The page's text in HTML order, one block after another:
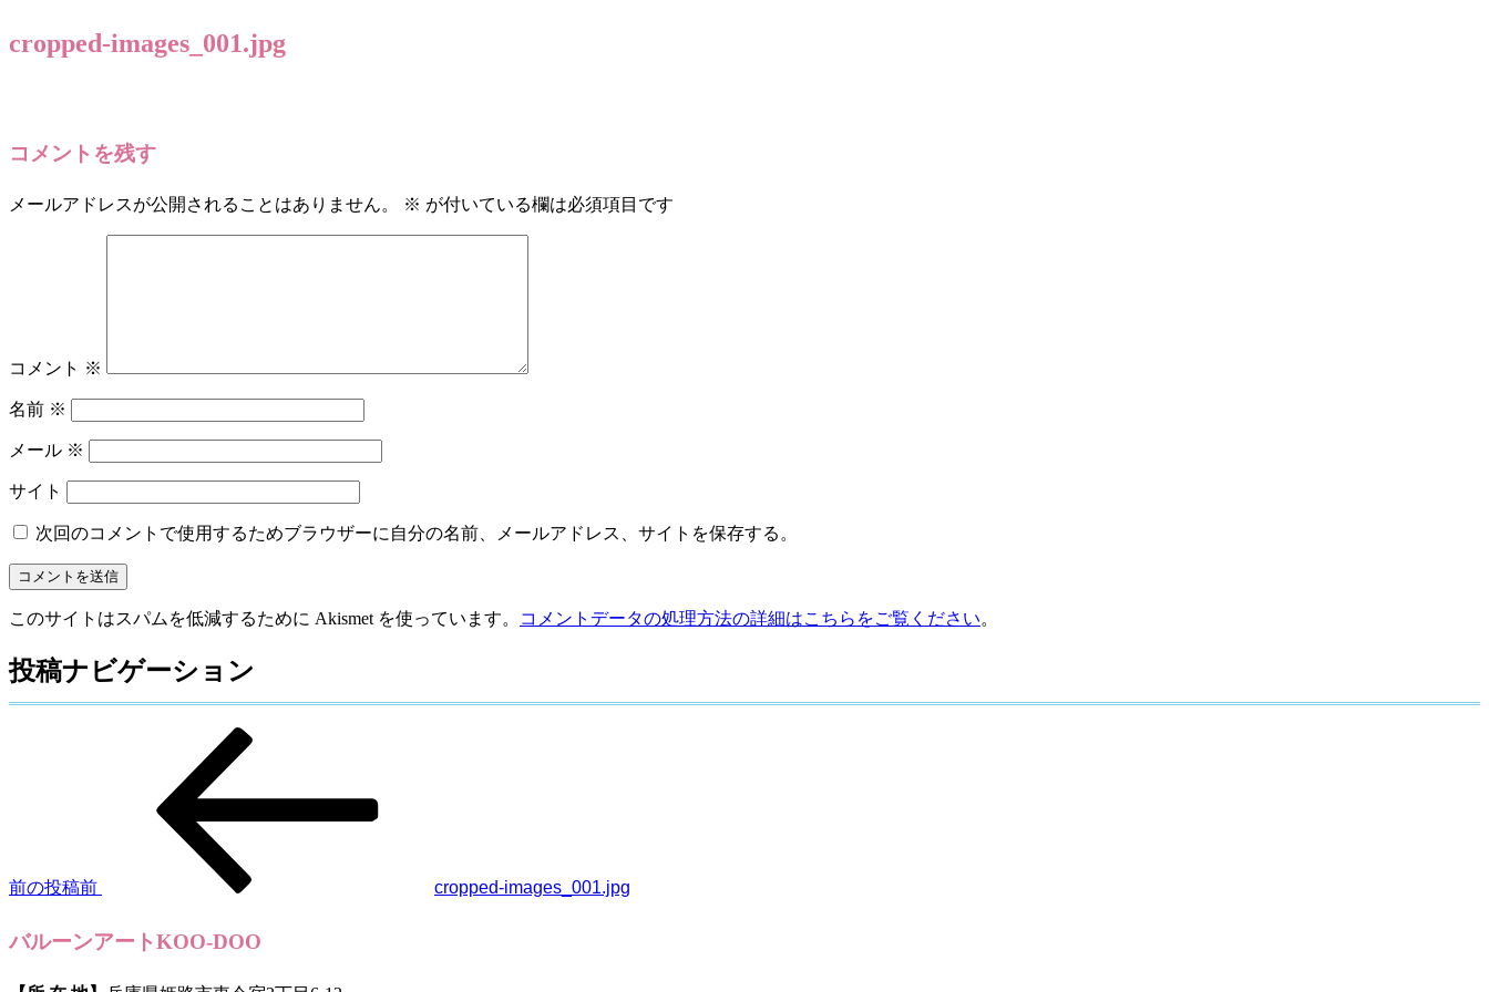
cropped-images_001.jpg
コメントを残す
メールアドレスが公開されることはありません。 ※ が付いている欄は必須項目です
コメント ※
名前 ※
メール ※
サイト
次回のコメントで使用するためブラウザーに自分の名前、メールアドレス、サイトを保存する。
このサイトはスパムを低減するために Akismet を使っています。 コメントデータの処理方法の詳細はこちらをご覧ください。
投稿ナビゲーション
前の投稿前 cropped-images_001.jpg
バルーンアートKOO-DOO